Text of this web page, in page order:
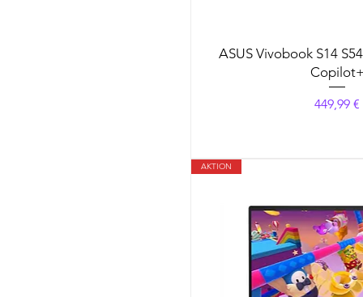
ASUS Vivobook S14
Preis
449,99 €
AKTION